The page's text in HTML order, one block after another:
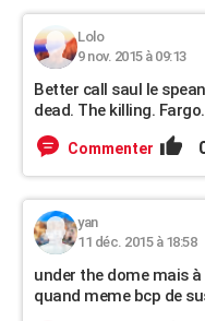
Lolo
9 nov. 2015 à 09:13
Better call saul le
dead. The killing.
Commenter
yan
11 déc. 2015 à 18:58
under the dome mais
quand meme bcp de